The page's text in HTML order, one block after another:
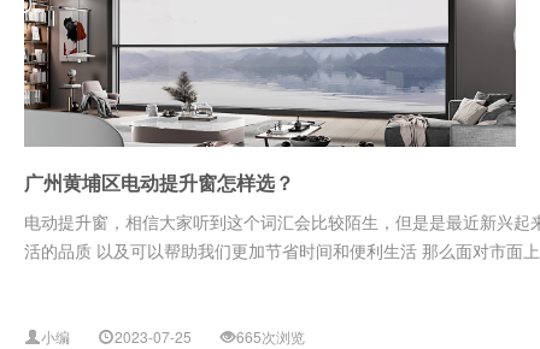
广州黄埔区电动提升窗怎样选？
电动提升窗，相信大家听到这个词汇会比较陌生，但是是最近新兴
活的品质 以及可以帮助我们更加节省时间和便利生活 那么面对市面
小编 2023-07-25 665次浏览